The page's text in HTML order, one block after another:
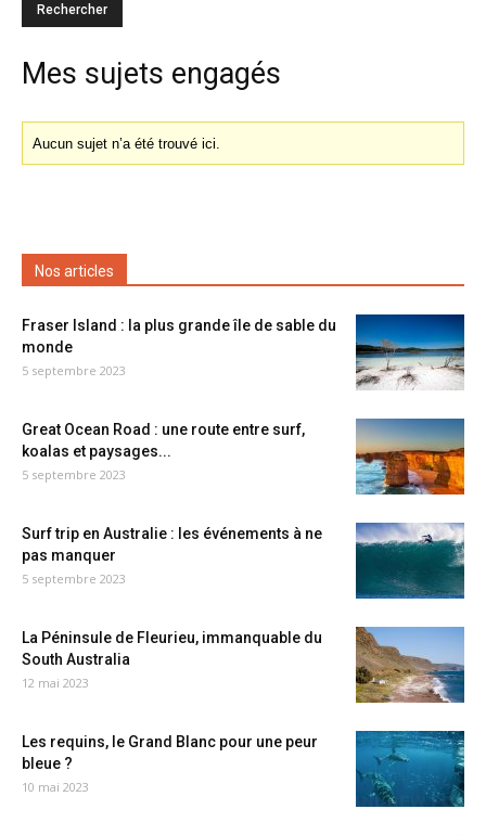
Mes sujets engagés
Aucun sujet n’a été trouvé ici.
Nos articles
Fraser Island : la plus grande île de sable du
monde
5 septembre 2023
Great Ocean Road : une route entre surf,
koalas et paysages...
5 septembre 2023
Surf trip en Australie : les événements à ne
pas manquer
5 septembre 2023
La Péninsule de Fleurieu, immanquable du
South Australia
12 mai 2023
Les requins, le Grand Blanc pour une peur
bleue ?
10 mai 2023